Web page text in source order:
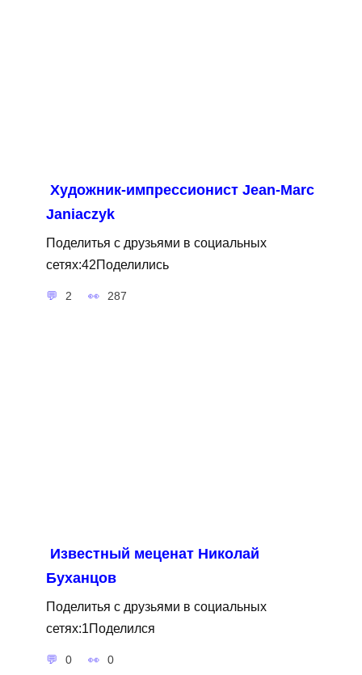
Художник-импрессионист Jean-Marc
Janiaczyk
Поделитья с друзьями в социальных
сетях:42Поделились
2 287
Известный меценат Николай
Буханцов
Поделитья с друзьями в социальных
сетях:1Поделился
0 0